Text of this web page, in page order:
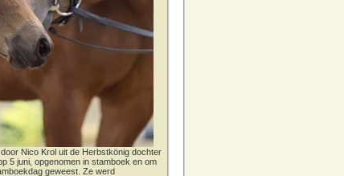
Nico Krol uit de Herbstkönig dochter
5 juni, opgenomen in stamboek en om
geweest. Ze werd